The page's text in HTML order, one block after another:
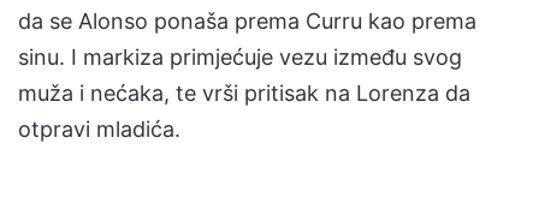
da se Alonso ponaša prema Curru kao prema
sinu. I markiza primjećuje vezu između svog
muža i nećaka, te vrši pritisak na Lorenza da
otpravi mladića.